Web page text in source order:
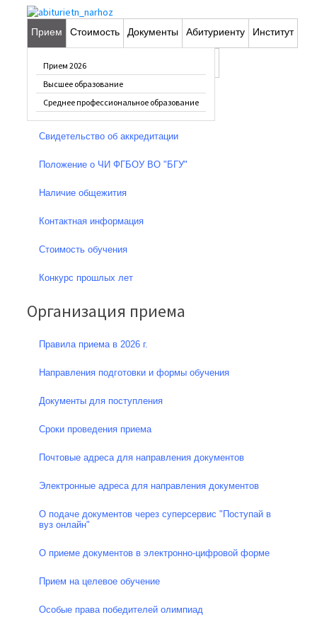
Прием
Прием 2026
Высшее образование
Среднее профессиональное образование
Стоимость Документы Абитуриенту Институт
Фотопрогулка
Общая информация
Устав ФГБОУ ВО "БГУ"
Лицензия
Свидетельство об аккредитации
Положение о ЧИ ФГБОУ ВО "БГУ"
Наличие общежития
Контактная информация
Стоимость обучения
Конкурс прошлых лет
Организация приема
Правила приема в 2026 г.
Направления подготовки и формы обучения
Документы для поступления
Сроки проведения приема
Почтовые адреса для направления документов
Электронные адреса для направления документов
О подаче документов через суперсервис "Поступай в
вуз онлайн"
О приеме документов в электронно-цифровой форме
Прием на целевое обучение
Особые права победителей олимпиад